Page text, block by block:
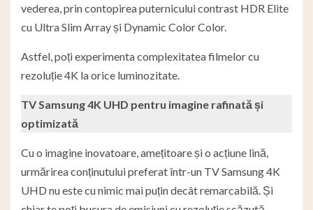
vederea, prin contopirea puternicului contrast HDR Elite
cu Ultra Slim Array și Dynamic Color Color.
Astfel, poți experimenta complexitatea filmelor cu
rezoluție 4K la orice luminozitate.
TV Samsung 4K UHD pentru imagine rafinată și
optimizată
Cu o imagine inovatoare, amețitoare și o acțiune lină,
urmărirea conținutului preferat într-un TV Samsung 4K
UHD nu este cu nimic mai puțin decât remarcabilă. Și